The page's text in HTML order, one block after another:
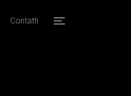
Contatti